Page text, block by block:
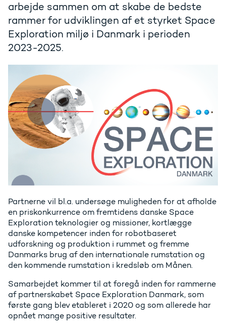
arbejde sammen om at skabe de bedste
rammer for udviklingen af et styrket Space
Exploration miljø i Danmark i perioden
2023-2025.
Partnerne vil bl.a. undersøge muligheden for at afholde
en priskonkurrence om fremtidens danske Space
Exploration teknologier og missioner, kortlægge
danske kompetencer inden for robotbaseret
udforskning og produktion i rummet og fremme
Danmarks brug af den internationale rumstation og
den kommende rumstation i kredsløb om Månen.
Samarbejdet kommer til at foregå inden for rammerne
af partnerskabet Space Exploration Danmark, som
første gang blev etableret i 2020 og som allerede har
opnået mange positive resultater.